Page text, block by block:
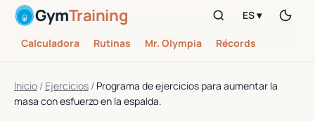
GymTraining
Calculadora Rutinas Mr. Olympia Récords
ES ▾
Inicio / Ejercicios / Programa de ejercicios para aumentar la
masa con esfuerzo en la espalda.